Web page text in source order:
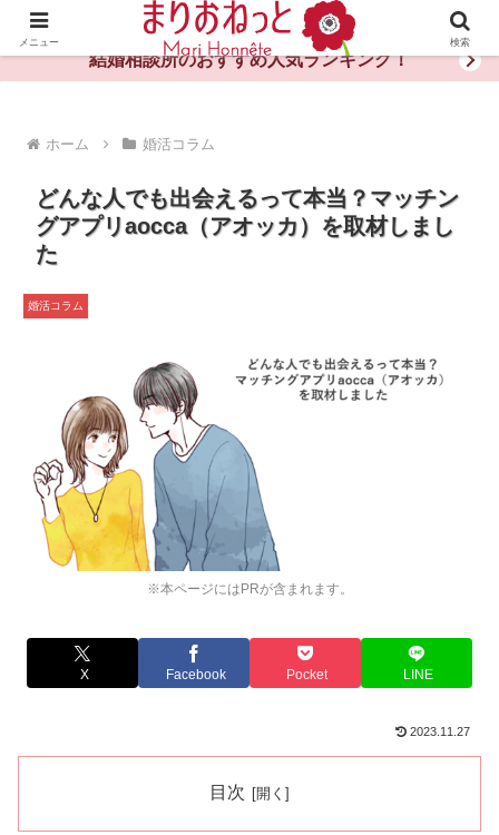
婚活や出会いの体験談・評判・秘訣がわかる情報サイト
結婚相談所のおすすめ人気ランキング！
ホーム 婚活コラム
どんな人でも出会えるって本当？マッチン
グアプリaocca（アオッカ）を取材しまし
た
※本ページにはPRが含まれます。
婚活コラム
X Facebook Pocket LINE
2023.11.27
目次
メニュー 検索